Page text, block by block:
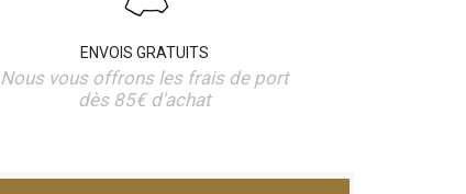
ENVOIS GRATUITS
Nous vous offrons les frais de port
dès 85€ d'achat